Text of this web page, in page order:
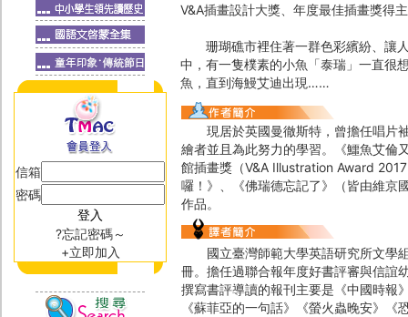
信箱
密碼
?忘記密碼～
+立即加入
V&A插畫設計大獎、年度最佳插畫獎得
珊瑚礁市裡住著一群色彩繽紛、讓人
中，有一隻樸素的小魚「泰瑞」一直很
魚，直到海鰻艾迪出現……
現居於英國曼徹斯特，曾擔任唱片袖
繪者並且為此努力的學習。《鱷魚艾倫
館插畫獎（V&A Illustration Award
囉！》、《佛瑞德忘記了》（皆由維京
作品。
國立臺灣師範大學英語研究所文學組
冊。擔任過聯合報年度好書評審與信誼
撰寫書評導讀的報刊主要是《中國時報
《蘇菲亞的一句話》《螢火蟲晚安》